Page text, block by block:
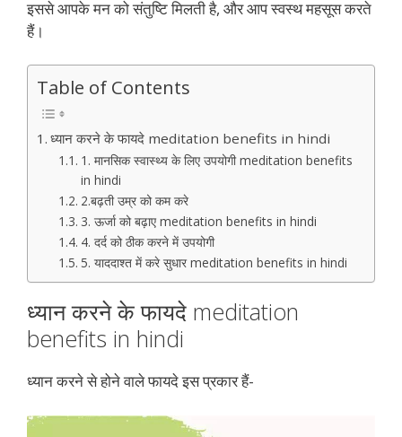
इससे आपके मन को संतुष्टि मिलती है, और आप स्वस्थ महसूस करते
हैं।
Table of Contents
ध्यान करने के फायदे meditation benefits in hindi
1. मानसिक स्वास्थ्य के लिए उपयोगी meditation benefits
in hindi
2.बढ़ती उम्र को कम करे
3. ऊर्जा को बढ़ाए meditation benefits in hindi
4. दर्द को ठीक करने में उपयोगी
5. याददाश्त में करे सुधार meditation benefits in hindi
ध्यान करने के फायदे meditation
benefits in hindi
ध्यान करने से होने वाले फायदे इस प्रकार हैं-